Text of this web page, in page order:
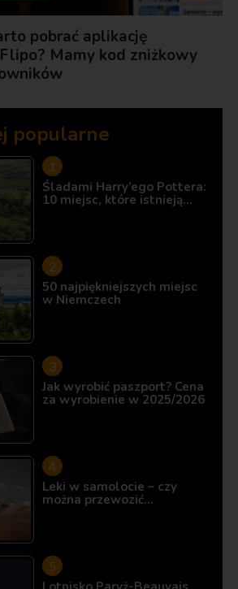
pobrać aplikację
Mamy kod zniżkowy
popularne
Śladami Harry’ego Pottera:
10 miejsc, które istnieją…
50 najpiękniejszych miejsc
w Niemczech
Jak wyrobić paszport? Cena
za wyrobienie w 2025/2026
Leki w samolocie – czy
można przewozić…